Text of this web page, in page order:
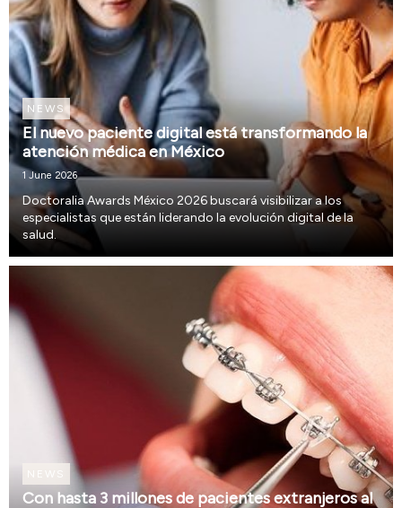
NEWS
El nuevo paciente digital está transformando la
atención médica en México
1 June 2026
Doctoralia Awards México 2026 buscará visibilizar a los
especialistas que están liderando la evolución digital de la
salud.
Con hasta 3 millones de pacientes extranjeros al